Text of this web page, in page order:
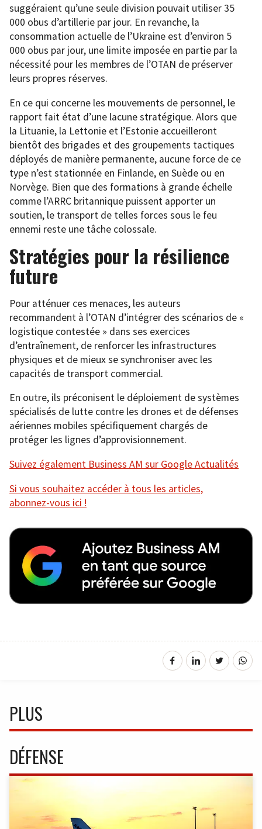
suggéraient qu’une seule division pouvait utiliser 35
000 obus d’artillerie par jour. En revanche, la
consommation actuelle de l’Ukraine est d’environ 5
000 obus par jour, une limite imposée en partie par la
nécessité pour les membres de l’OTAN de préserver
leurs propres réserves.
En ce qui concerne les mouvements de personnel, le
rapport fait état d’une lacune stratégique. Alors que
la Lituanie, la Lettonie et l’Estonie accueilleront
bientôt des brigades et des groupements tactiques
déployés de manière permanente, aucune force de ce
type n’est stationnée en Finlande, en Suède ou en
Norvège. Bien que des formations à grande échelle
comme l’ARRC britannique puissent apporter un
soutien, le transport de telles forces sous le feu
ennemi reste une tâche colossale.
Stratégies pour la résilience
future
Pour atténuer ces menaces, les auteurs
recommandent à l’OTAN d’intégrer des scénarios de «
logistique contestée » dans ses exercices
d’entraînement, de renforcer les infrastructures
physiques et de mieux se synchroniser avec les
capacités de transport commercial.
En outre, ils préconisent le déploiement de systèmes
spécialisés de lutte contre les drones et de défenses
aériennes mobiles spécifiquement chargés de
protéger les lignes d’approvisionnement.
Suivez également Business AM sur Google Actualités
Si vous souhaitez accéder à tous les articles,
abonnez-vous ici !
PLUS
DÉFENSE